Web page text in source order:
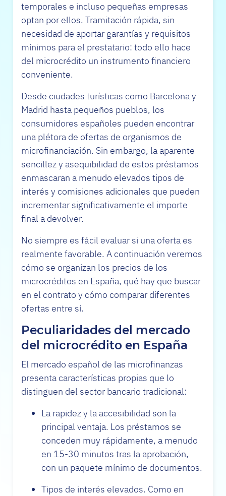
temporales e incluso pequeñas empresas
optan por ellos. Tramitación rápida, sin
necesidad de aportar garantías y requisitos
mínimos para el prestatario: todo ello hace
del microcrédito un instrumento financiero
conveniente.
Desde ciudades turísticas como Barcelona y
Madrid hasta pequeños pueblos, los
consumidores españoles pueden encontrar
una plétora de ofertas de organismos de
microfinanciación. Sin embargo, la aparente
sencillez y asequibilidad de estos préstamos
enmascaran a menudo elevados tipos de
interés y comisiones adicionales que pueden
incrementar significativamente el importe
final a devolver.
No siempre es fácil evaluar si una oferta es
realmente favorable. A continuación veremos
cómo se organizan los precios de los
microcréditos en España, qué hay que buscar
en el contrato y cómo comparar diferentes
ofertas entre sí.
Peculiaridades del mercado
del microcrédito en España
El mercado español de las microfinanzas
presenta características propias que lo
distinguen del sector bancario tradicional:
La rapidez y la accesibilidad son la
principal ventaja. Los préstamos se
conceden muy rápidamente, a menudo
en 15-30 minutos tras la aprobación,
con un paquete mínimo de documentos.
Tipos de interés elevados. Como en